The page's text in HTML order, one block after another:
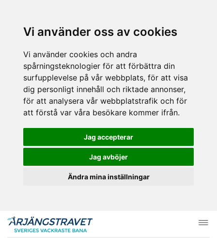
Vi använder oss av cookies
Vi använder cookies och andra
spårningsteknologier för att förbättra din
surfupplevelse på vår webbplats, för att visa
dig personligt innehåll och riktade annonser,
för att analysera vår webbplatstrafik och för
att förstå var våra besökare kommer ifrån.
Jag accepterar
Jag avböjer
Ändra mina inställningar